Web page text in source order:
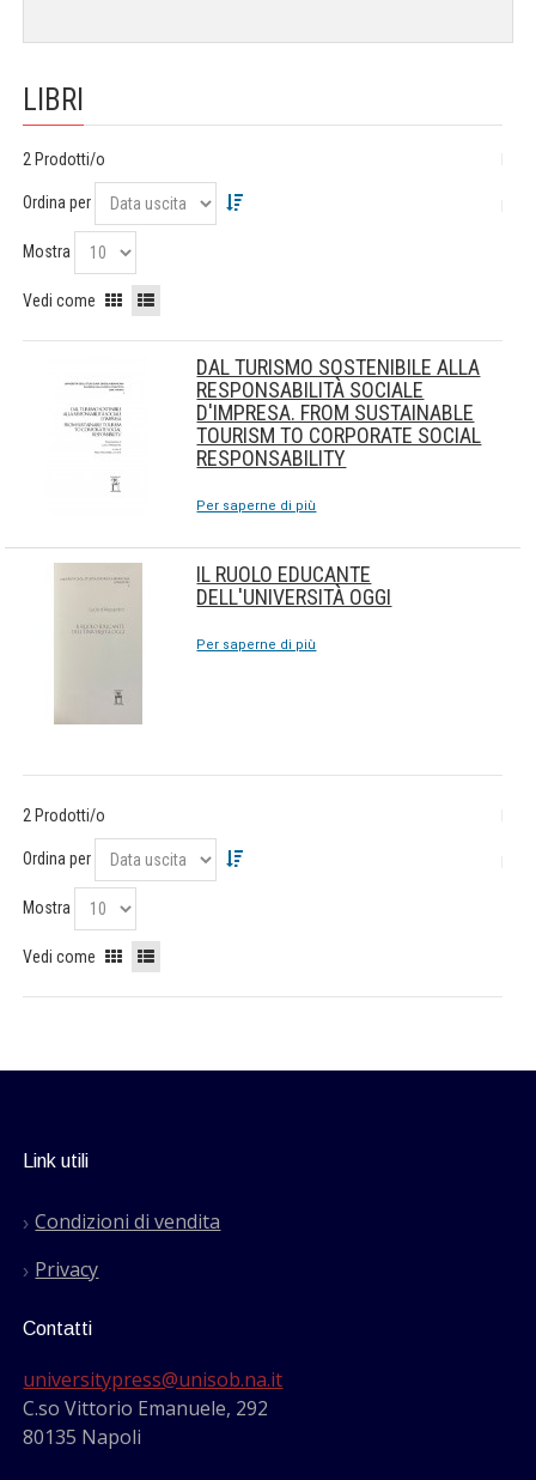
LIBRI
2 Prodotti/o
Ordina per
Mostra
Vedi come
DAL TURISMO SOSTENIBILE ALLA
RESPONSABILITÀ SOCIALE
D'IMPRESA. FROM SUSTAINABLE
TOURISM TO CORPORATE SOCIAL
RESPONSABILITY
Per saperne di più
IL RUOLO EDUCANTE
DELL'UNIVERSITÀ OGGI
Per saperne di più
2 Prodotti/o
Ordina per
Mostra
Vedi come
Link utili
Condizioni di vendita
Privacy
Contatti
universitypress@unisob.na.it
C.so Vittorio Emanuele, 292
80135 Napoli